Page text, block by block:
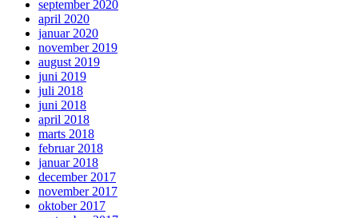
september 2020
april 2020
januar 2020
november 2019
august 2019
juni 2019
juli 2018
juni 2018
april 2018
marts 2018
februar 2018
januar 2018
december 2017
november 2017
oktober 2017